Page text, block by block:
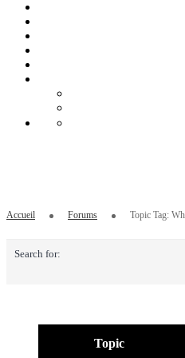
Accueil Forums Topic Tag:
Search for:
Topic